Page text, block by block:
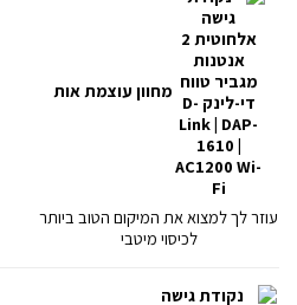
מחוון עוצמת אות
עוזר לך למצוא את המיקום הטוב ביותר
לכיסוי מיטבי